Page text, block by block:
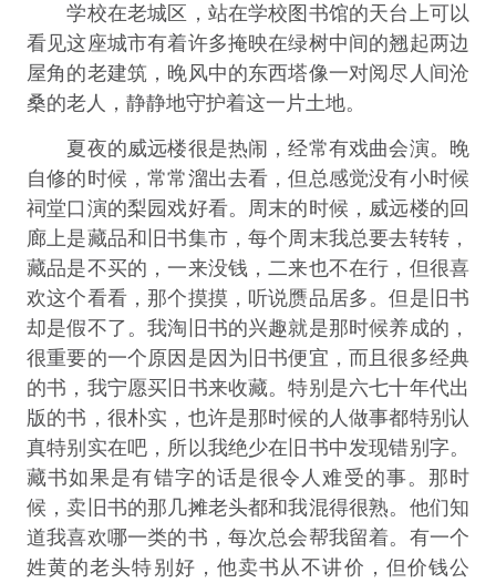
学校在老城区，站在学校图书馆的天台上可以
看见这座城市有着许多掩映在绿树中间的翘起两边
屋角的老建筑，晚风中的东西塔像一对阅尽人间沧
桑的老人，静静地守护着这一片土地。
夏夜的威远楼很是热闹，经常有戏曲会演。晚
自修的时候，常常溜出去看，但总感觉没有小时候
祠堂口演的梨园戏好看。周末的时候，威远楼的回
廊上是藏品和旧书集市，每个周末我总要去转转，
藏品是不买的，一来没钱，二来也不在行，但很喜
欢这个看看，那个摸摸，听说赝品居多。但是旧书
却是假不了。我淘旧书的兴趣就是那时候养成的，
很重要的一个原因是因为旧书便宜，而且很多经典
的书，我宁愿买旧书来收藏。特别是六七十年代出
版的书，很朴实，也许是那时候的人做事都特别认
真特别实在吧，所以我绝少在旧书中发现错别字。
藏书如果是有错字的话是很令人难受的事。那时
候，卖旧书的那几摊老头都和我混得很熟。他们知
道我喜欢哪一类的书，每次总会帮我留着。有一个
姓黄的老头特别好，他卖书从不讲价，但价钱公